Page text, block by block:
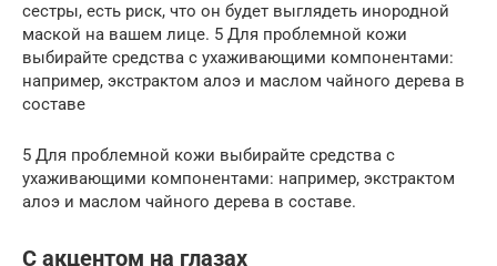
сестры, есть риск, что он будет выглядеть инородной
маской на вашем лице. 5 Для проблемной кожи
выбирайте средства с ухаживающими компонентами:
например, экстрактом алоэ и маслом чайного дерева в
составе
5 Для проблемной кожи выбирайте средства с
ухаживающими компонентами: например, экстрактом
алоэ и маслом чайного дерева в составе.
С акцентом на глазах